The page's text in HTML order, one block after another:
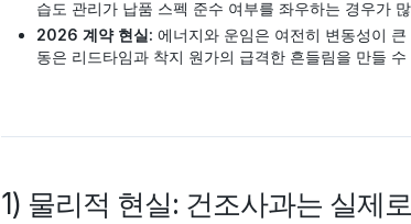
습도 관리가 납품 스펙 준수 여부를 좌우하는 경우가
2026 계약 현실: 에너지와 운임은 여전히 변동성이
동은 리드타임과 착지 원가의 급격한 흔들림을 만들
1) 물리적 현실: 건조사과는 실제